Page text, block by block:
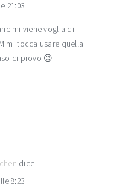
21:03
mi viene voglia di
mi tocca usare quella
ci provo 😉
dice
8:23